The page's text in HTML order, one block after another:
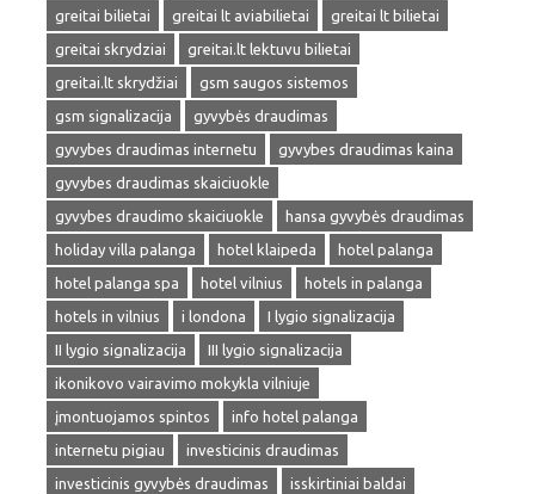
greitai bilietai
greitai lt aviabilietai
greitai lt bilietai
greitai skrydziai
greitai.lt lektuvu bilietai
greitai.lt skrydžiai
gsm saugos sistemos
gsm signalizacija
gyvybės draudimas
gyvybes draudimas internetu
gyvybes draudimas kaina
gyvybes draudimas skaiciuokle
gyvybes draudimo skaiciuokle
hansa gyvybės draudimas
holiday villa palanga
hotel klaipeda
hotel palanga
hotel palanga spa
hotel vilnius
hotels in palanga
hotels in vilnius
i londona
I lygio signalizacija
II lygio signalizacija
III lygio signalizacija
ikonikovo vairavimo mokykla vilniuje
įmontuojamos spintos
info hotel palanga
internetu pigiau
investicinis draudimas
investicinis gyvybės draudimas
isskirtiniai baldai